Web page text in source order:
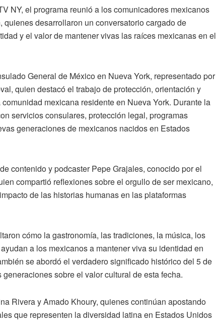
NY, el programa reunió a los comunicadores mexicanos
desarrollaron un conversatorio cargado de
y el valor de mantener vivas las raíces mexicanas en el
General de México en Nueva York, representado por
quien destacó el trabajo de protección, orientación y
mexicana residente en Nueva York. Durante la
servicios consulares, protección legal, programas
generaciones de mexicanos nacidos en Estados
contenido y podcaster Pepe Grajales, conocido por el
compartió reflexiones sobre el orgullo de ser mexicano,
de las historias humanas en las plataformas
cómo la gastronomía, las tradiciones, la música, los
a los mexicanos a mantener viva su identidad en
se abordó el verdadero significado histórico del 5 de
sobre el valor cultural de esta fecha.
Rivera y Amado Khoury, quienes continúan apostando
que representen la diversidad latina en Estados Unidos